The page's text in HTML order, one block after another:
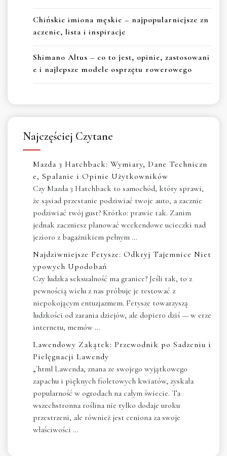
Chińskie imiona męskie – najpopularniejsze zn
aczenie, lista i inspiracje
Shimano Altus – co to jest, opinie, zastosowani
e i najlepsze modele osprzętu rowerowego
Najczęściej Czytane
Mazda 3 Hatchback: Wymiary, Dane Techniczn
e, Spalanie i Opinie Użytkowników
Czy Mazda 3 Hatchback to samochód, który sprawi,
że sąsiad przestanie podziwiać twoje auto, a zacznie
podziwiać twój gust? Krótko: prawie tak. Zanim
jednak zaczniesz planować weekendowe ucieczki nad
jezioro z bagażnikiem pełnym …
Najdziwniejsze Fetysze: Odkryj Tajemnice Niet
ypowych Upodobań
Czy ludzka seksualność ma granice? Jeśli tak, to z
pewnością wielu z nas próbuje je testować z
niepokojącym entuzjazmem. Fetysze towarzyszą
ludzkości od zarania dziejów, ale dopiero dziś — w erze
internetu, memów …
Lawendowy Zakątek: Przewodnik po Sadzeniu i
Pielęgnacji Lawendy
„`html Lawenda, znana ze swojego wyjątkowego
zapachu i pięknych fioletowych kwiatów, zyskała
popularność w ogrodach na całym świecie. Ta
wszechstronna roślina nie tylko dodaje uroku
przestrzeni, ale również jest ceniona za swoje
właściwości …